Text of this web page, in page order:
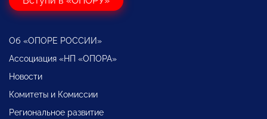
Об «ОПОРЕ РОССИИ»
Ассоциация «НП «ОПОРА»
Новости
Комитеты и Комиссии
Региональное развитие